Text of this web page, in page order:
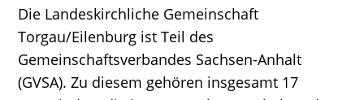
Die Landeskirchliche Gemeinschaft
Torgau/Eilenburg ist Teil des
Gemeinschaftsverbandes Sachsen-Anhalt
(GVSA). Zu diesem gehören insgesamt 17